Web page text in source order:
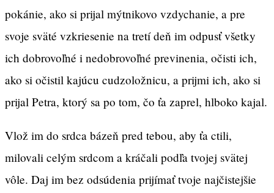
pokánie, ako si prijal mýtnikovo vzdychanie, a pre
svoje sväté vzkriesenie na tretí deň im odpusť všetky
ich dobrovoľné i nedobrovoľné previnenia, očisti ich,
ako si očistil kajúcu cudzoložnicu, a prijmi ich, ako si
prijal Petra, ktorý sa po tom, čo ťa zaprel, hlboko kajal.
Vlož im do srdca bázeň pred tebou, aby ťa ctili,
milovali celým srdcom a kráčali podľa tvojej svätej
vôle. Daj im bez odsúdenia prijímať tvoje najčistejšie